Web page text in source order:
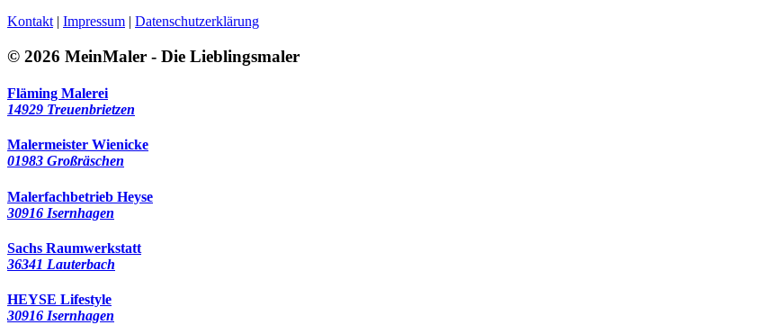
Kontakt | Impressum | Datenschutzerklärung
© 2026 MeinMaler - Die Lieblingsmaler
Fläming Malerei
14929 Treuenbrietzen
Malermeister Wienicke
01983 Großräschen
Malerfachbetrieb Heyse
30916 Isernhagen
Sachs Raumwerkstatt
36341 Lauterbach
HEYSE Lifestyle
30916 Isernhagen